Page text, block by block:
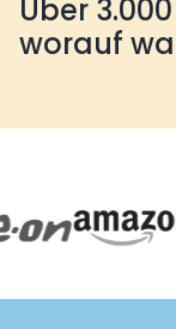
Über
worauf